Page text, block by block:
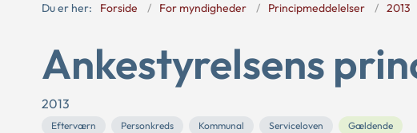
Du er her: Forside For myndigheder Principmeddelelser 2013
Ankestyrelsens
2013
Efterværn Personkreds Kommunal Serviceloven Gældende